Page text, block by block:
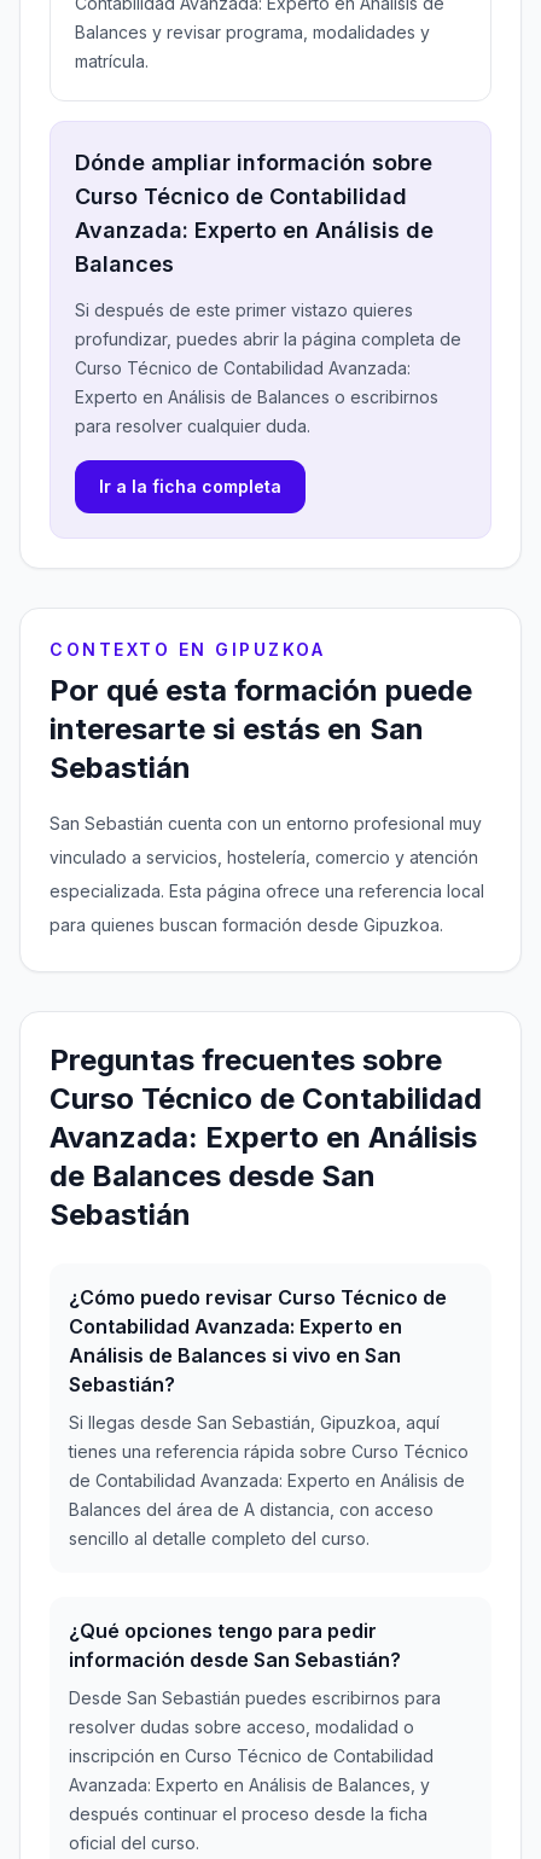
Balances y revisar programa, modalidades y
matrícula.
Dónde ampliar información sobre
Curso Técnico de Contabilidad
Avanzada: Experto en Análisis de
Balances
Si después de este primer vistazo quieres
profundizar, puedes abrir la página completa de
Curso Técnico de Contabilidad Avanzada:
Experto en Análisis de Balances o escribirnos
para resolver cualquier duda.
Ir a la ficha completa
CONTEXTO EN GIPUZKOA
Por qué esta formación puede
interesarte si estás en San
Sebastián
San Sebastián cuenta con un entorno profesional muy
vinculado a servicios, hostelería, comercio y atención
especializada. Esta página ofrece una referencia local
para quienes buscan formación desde Gipuzkoa.
Preguntas frecuentes sobre
Curso Técnico de Contabilidad
Avanzada: Experto en Análisis
de Balances desde San
Sebastián
¿Cómo puedo revisar Curso Técnico de
Contabilidad Avanzada: Experto en
Análisis de Balances si vivo en San
Sebastián?
Si llegas desde San Sebastián, Gipuzkoa, aquí
tienes una referencia rápida sobre Curso Técnico
de Contabilidad Avanzada: Experto en Análisis de
Balances del área de A distancia, con acceso
sencillo al detalle completo del curso.
¿Qué opciones tengo para pedir
información desde San Sebastián?
Desde San Sebastián puedes escribirnos para
resolver dudas sobre acceso, modalidad o
inscripción en Curso Técnico de Contabilidad
Avanzada: Experto en Análisis de Balances, y
después continuar el proceso desde la ficha
oficial del curso.